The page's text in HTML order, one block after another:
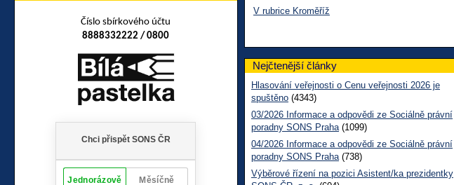
V rubrice Kroměříž
Číslo sbírkového účtu
8888332222 / 0800
Nejčtenější články
Hlasování veřejnosti o Cenu veřejnosti 2026 je
spuštěno (4343)
03/2026 Informace a odpovědi ze Sociálně právní
poradny SONS Praha (1099)
04/2026 Informace a odpovědi ze Sociálně právní
poradny SONS Praha (738)
Výběrové řízení na pozici Asistent/ka prezidentky